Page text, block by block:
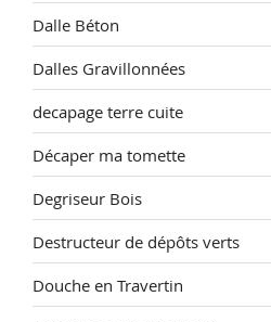
Dalle Béton
Dalles Gravillonnées
decapage terre cuite
Décaper ma tomette
Degriseur Bois
Destructeur de dépôts verts
Douche en Travertin